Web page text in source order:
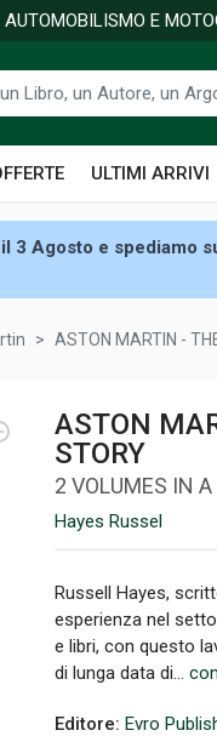
E
ULTIMI ARRIVI
3 Agosto e spediamo
ASTON MARTIN -
ASTON
STORY
2 VOLUMES IN
Hayes Russel
Russell Hayes,
esperienza nel
e libri, con questo
di lunga data di...
Editore: Evro